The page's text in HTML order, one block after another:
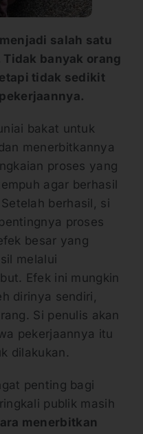
salah satu
banyak orang
tidak sedikit
bakat untuk
menerbitkannya
proses yang
agar berhasil
berhasil, si
proses
besar yang
melalui
Efek ini mungkin
dirinya sendiri,
Si penulis akan
pekerjaannya itu
dilakukan.
penting bagi
publik masih
menerbitkan